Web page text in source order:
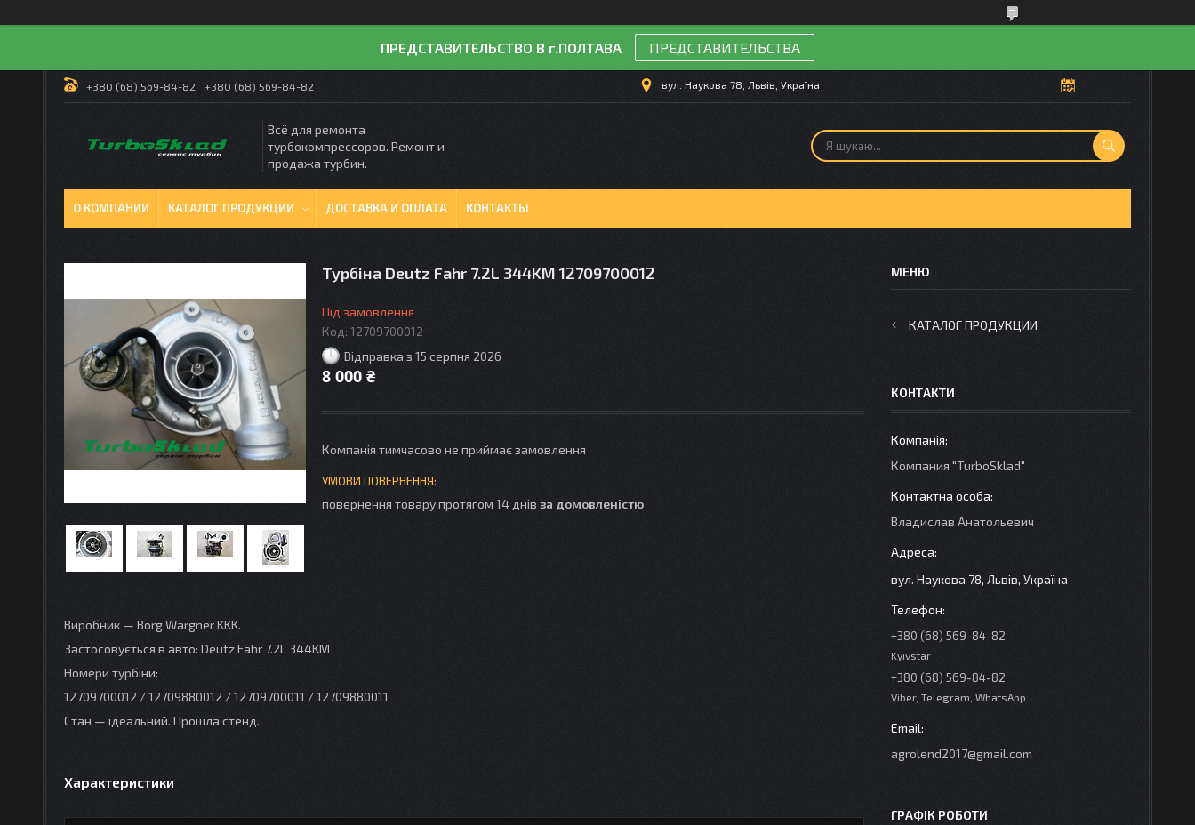
ПРЕДСТАВИТЕЛЬСТВО В г.ПОЛТАВА ПРЕДСТАВИТЕЛЬСТВА
+380 (68) 569-84-82 +380 (68) 569-84-82 вул. Наукова 78, Львів, Україна
Всё для ремонта
турбокомпрессоров. Ремонт и
продажа турбин.
О КОМПАНИИ КАТАЛОГ ПРОДУКЦИИ ДОСТАВКА И ОПЛАТА КОНТАКТЫ
Турбіна Deutz Fahr 7.2L 344KM 12709700012
Під замовлення
Код: 12709700012
Відправка з 15 серпня 2026
8 000 ₴
Компанія тимчасово не приймає замовлення
повернення товару протягом 14 днів за домовленістю
Виробник — Borg Wargner KKK.
Застосовується в авто: Deutz Fahr 7.2L 344KM
Номери турбіни:
12709700012 / 12709880012 / 12709700011 / 12709880011
Стан — ідеальний. Прошла стенд.
Характеристики
КАТАЛОГ ПРОДУКЦИИ
КОНТАКТИ
Компания "TurboSklad"
Владислав Анатольевич
вул. Наукова 78, Львів, Україна
+380 (68) 569-84-82
Kyivstar
+380 (68) 569-84-82
Viber, Telegram, WhatsApp
agrolend2017@gmail.com
ГРАФІК РОБОТИ